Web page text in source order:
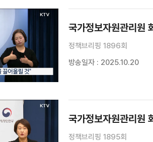
국가정보자원관리원
정책브리핑 1896회
방송일자 : 2025.10.20
국가정보자원관리원
정책브리핑 1895회